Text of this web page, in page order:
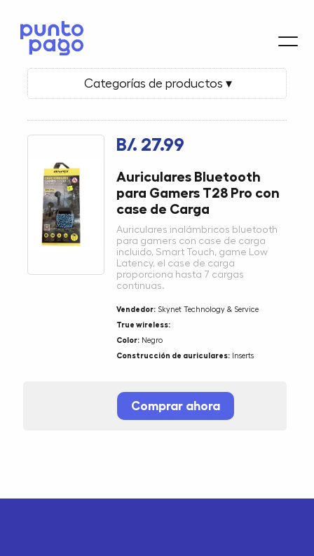
Categorías de productos ▾
B/. 27.99
Auriculares Bluetooth
para Gamers T28 Pro con
case de Carga
Auriculares inalámbricos bluetooth
para gamers con case de carga
incluido, Smart Touch, game Low
Latency, el case de carga
proporciona hasta 7 cargas
continuas.
Vendedor: Skynet Technology & Service
True wireless:
Color: Negro
Construcción de auriculares: Inserts
Comprar ahora